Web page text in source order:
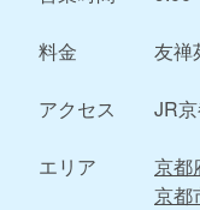
料金 友禅
アクセス JR
エリア 京都
京都